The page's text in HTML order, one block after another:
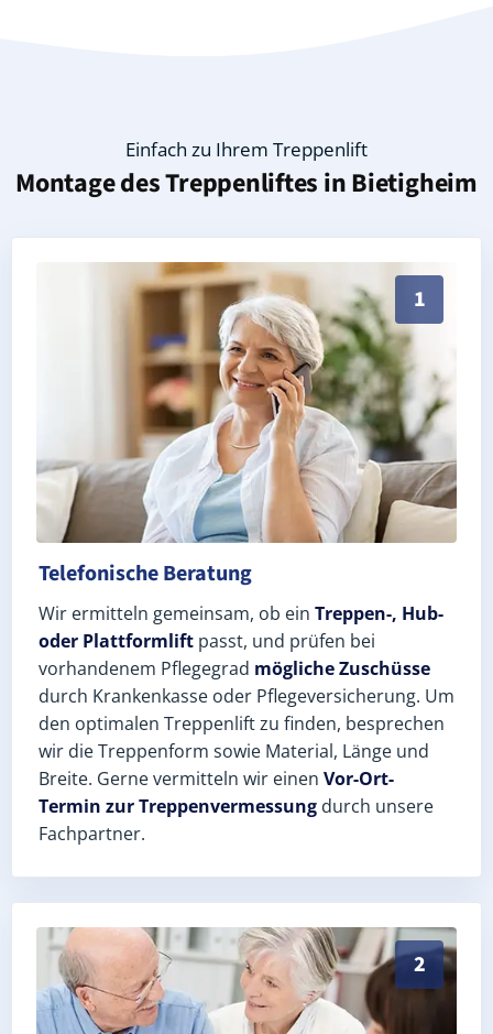
Einfach zu Ihrem Treppenlift
Montage des Treppenliftes inBietigheim
1
Persönliche Treppenlift-Beratung in Bietigheim
Telefonische Beratung
Wir ermitteln gemeinsam, ob ein Treppen-, Hub-
oder Plattformlift passt, und prüfen bei
vorhandenem Pflegegrad mögliche Zuschüsse
durch Krankenkasse oder Pflegeversicherung. Um
den optimalen Treppenlift zu finden, besprechen
wir die Treppenform sowie Material, Länge und
Breite. Gerne vermitteln wir einen Vor-Ort-
Termin zur Treppenvermessung durch unsere
Fachpartner.
2
Exaktes Aufmaß in Bietigheim (Landkreis Rastatt)